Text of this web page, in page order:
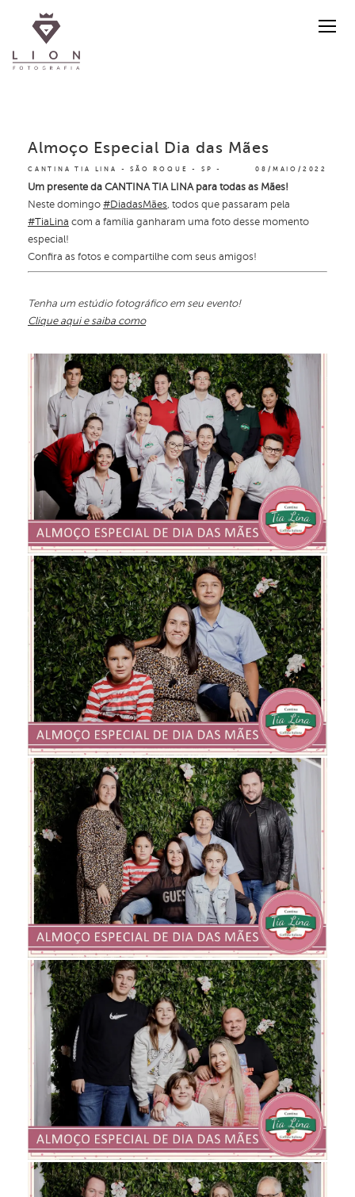
CANTINA TIA LINA - SÃO ROQUE - SP 08/MAIO/2022
Almoço Especial Dia das Mães
Um presente da CANTINA TIA LINA para todas as Mães!
Neste domingo #DiadasMães, todos que passaram pela
#TiaLina com a família ganharam uma foto desse momento
especial!
Confira as fotos e compartilhe com seus amigos!
Tenha um estúdio fotográfico em seu evento!
Clique aqui e saiba como